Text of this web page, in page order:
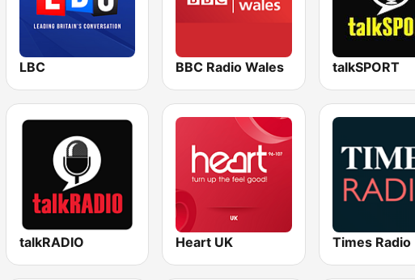
LBC BBC Radio Wales talkSPORT
talkRADIO Heart UK Times Radio